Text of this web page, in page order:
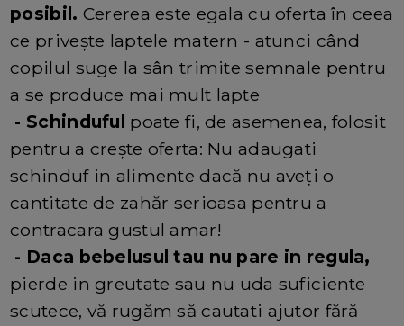
posibil. Cererea este egala cu oferta în ceea
ce privește laptele matern - atunci când
copilul suge la sân trimite semnale pentru
a se produce mai mult lapte
- Schinduful poate fi, de asemenea, folosit
pentru a crește oferta: Nu adaugati
schinduf in alimente dacă nu aveți o
cantitate de zahăr serioasa pentru a
contracara gustul amar!
- Daca bebelusul tau nu pare in regula,
pierde in greutate sau nu uda suficiente
scutece, vă rugăm să cautati ajutor fără